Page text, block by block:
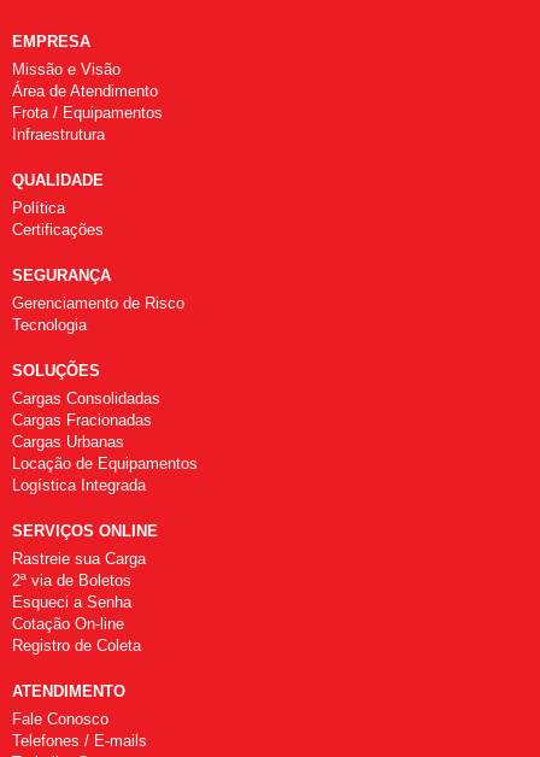
EMPRESA
Missão e Visão
Área de Atendimento
Frota / Equipamentos
Infraestrutura
QUALIDADE
Política
Certificações
SEGURANÇA
Gerenciamento de Risco
Tecnologia
SOLUÇÕES
Cargas Consolidadas
Cargas Fracionadas
Cargas Urbanas
Locação de Equipamentos
Logística Integrada
SERVIÇOS ONLINE
Rastreie sua Carga
2ª via de Boletos
Esqueci a Senha
Cotação On-line
Registro de Coleta
ATENDIMENTO
Fale Conosco
Telefones / E-mails